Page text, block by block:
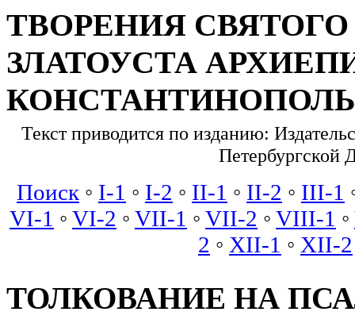
ТВОРЕНИЯ
ЗЛАТОУСТА
Текст приводится по изданию:
Петербургской
Поиск ◦ I-1 ◦ I-2 ◦ II-1 ◦ II-2 ◦ III-1
VI-1 ◦ VI-2 ◦ VII-1 ◦ VII-2 ◦ VIII-1 ◦
2 ◦ XII-1 ◦ XII-2
ТОЛКОВАНИЕ НА